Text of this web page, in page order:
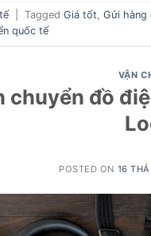
Tagged Giá tốt, Gửi hàng
quốc tế
VẬN
chuyển đồ
POSTED ON 16